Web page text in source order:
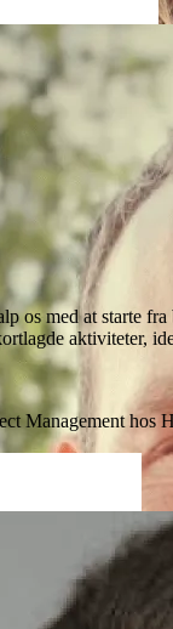
os med at starte
aktiviteter,
Management hos